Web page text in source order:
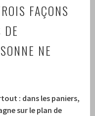
FAÇONS
NE
: dans les paniers,
sur le plan de